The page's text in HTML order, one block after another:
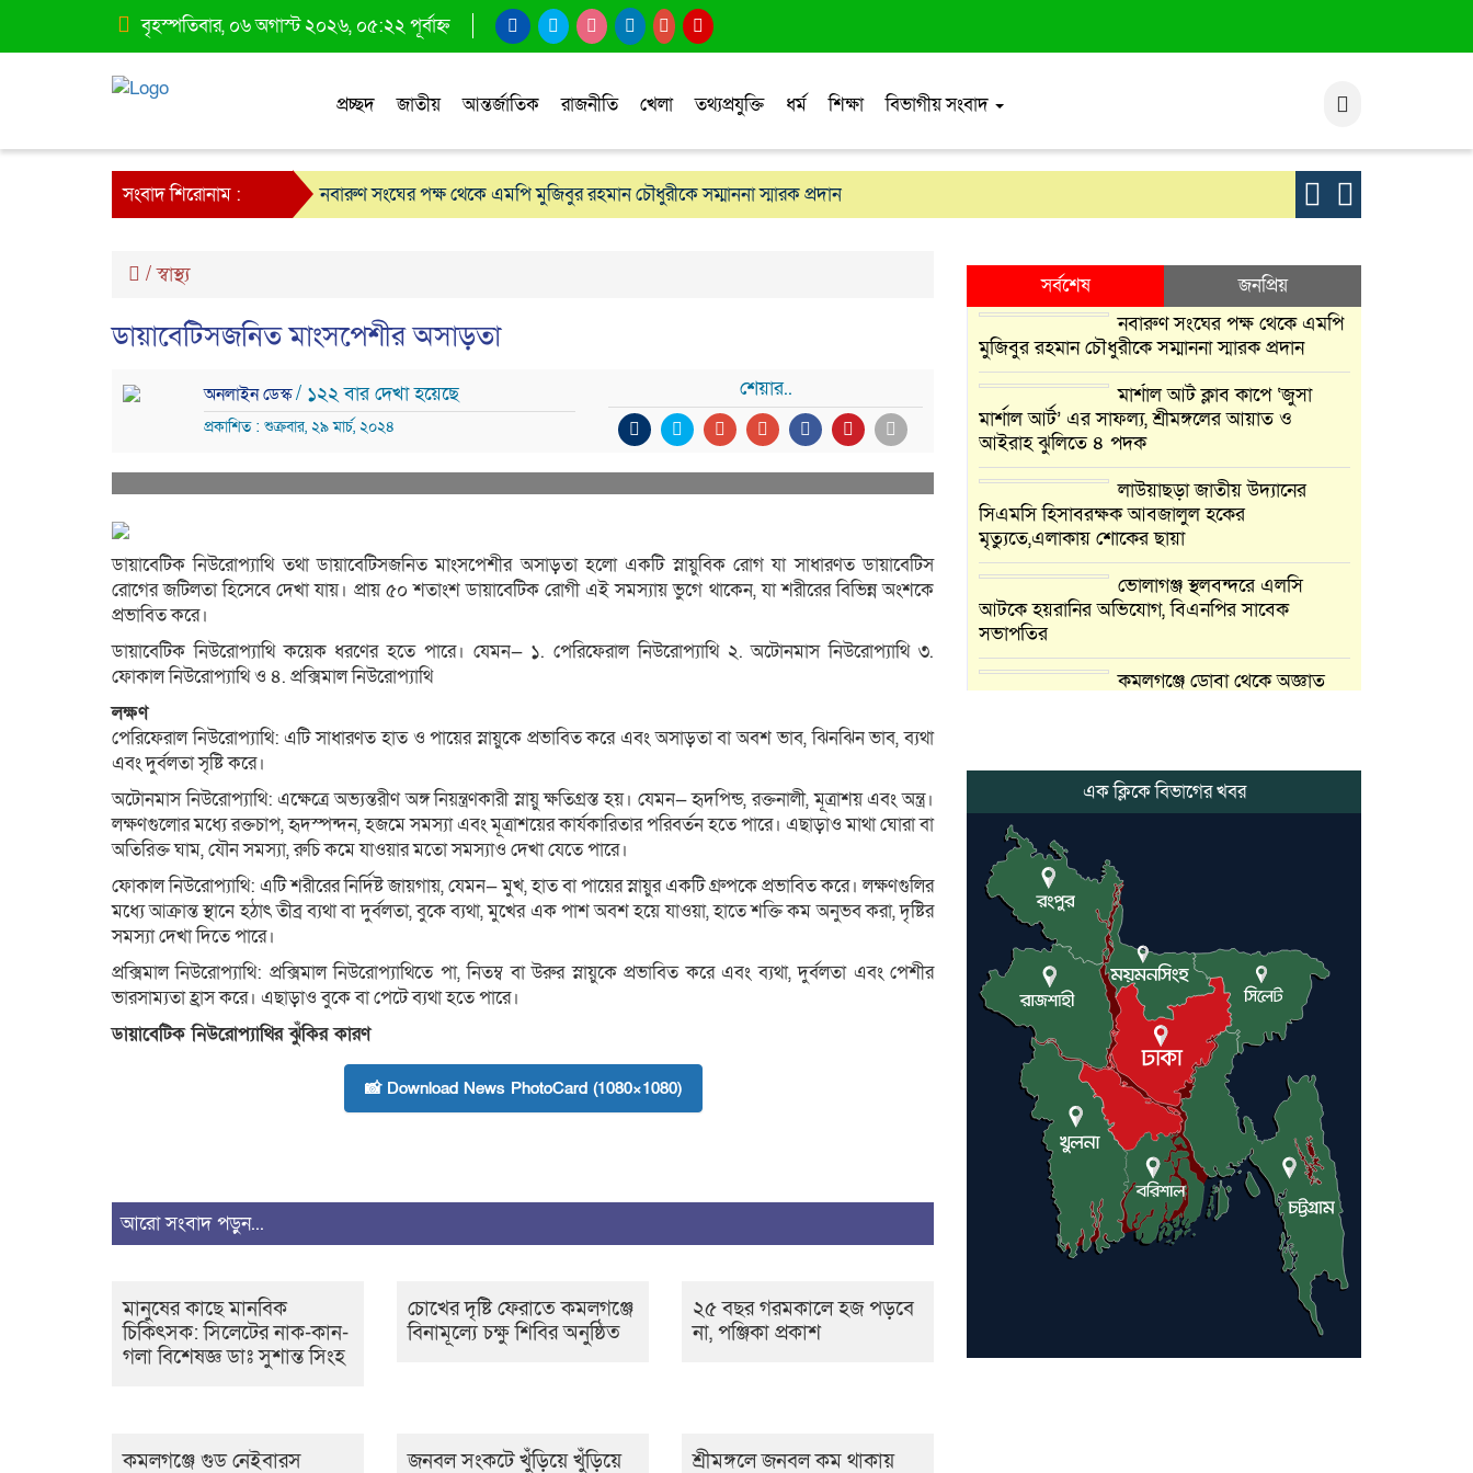
বৃহস্পতিবার, ০৬ অগাস্ট ২০২৬, ০৫:২২ পূর্বাহ্ন
প্রচ্ছদ জাতীয় আন্তর্জাতিক রাজনীতি খেলা তথ্যপ্রযুক্তি ধর্ম শিক্ষা বিভাগীয় সংবাদ
সংবাদ শিরোনাম : নবারুণ সংঘের পক্ষ থেকে এমপি মুজিবুর রহমান চৌধুরীকে সম্মাননা স্মারক প্রদান
মার্শাল আর্ট ক্লাব কাপে ‘জুসা মার্শাল আর্ট’ এর সাফল্য, শ্রীমঙ্গলের আয়াত ও আইরাহ ঝুলিতে ৪ পদক
/স্বাস্থ্য
ডায়াবেটিসজনিত মাংসপেশীর অসাড়তা
অনলাইন ডেস্ক/ ১২২ বার দেখা হয়েছে
প্রকাশিত : শুক্রবার, ২৯ মার্চ, ২০২৪
শেয়ার..
ডায়াবেটিক নিউরোপ্যাথি তথা ডায়াবেটিসজনিত মাংসপেশীর অসাড়তা হলো একটি স্নায়ুবিক রোগ যা সাধারণত ডায়াবেটিস
রোগের জটিলতা হিসেবে দেখা যায়। প্রায় ৫০ শতাংশ ডায়াবেটিক রোগী এই সমস্যায় ভুগে থাকেন, যা শরীরের বিভিন্ন অংশকে
প্রভাবিত করে।
ডায়াবেটিক নিউরোপ্যাথি কয়েক ধরণের হতে পারে। যেমন— ১. পেরিফেরাল নিউরোপ্যাথি ২. অটোনমাস নিউরোপ্যাথি ৩.
ফোকাল নিউরোপ্যাথি ও ৪. প্রক্সিমাল নিউরোপ্যাথি
লক্ষণ
পেরিফেরাল নিউরোপ্যাথি: এটি সাধারণত হাত ও পায়ের স্নায়ুকে প্রভাবিত করে এবং অসাড়তা বা অবশ ভাব, ঝিনঝিন ভাব, ব্যথা
এবং দুর্বলতা সৃষ্টি করে।
অটোনমাস নিউরোপ্যাথি: এক্ষেত্রে অভ্যন্তরীণ অঙ্গ নিয়ন্ত্রণকারী স্নায়ু ক্ষতিগ্রস্ত হয়। যেমন— হৃদপিন্ড, রক্তনালী, মূত্রাশয় এবং অন্ত্র।
লক্ষণগুলোর মধ্যে রক্তচাপ, হৃদস্পন্দন, হজমে সমস্যা এবং মূত্রাশয়ের কার্যকারিতার পরিবর্তন হতে পারে। এছাড়াও মাথা ঘোরা বা
অতিরিক্ত ঘাম, যৌন সমস্যা, রুচি কমে যাওয়ার মতো সমস্যাও দেখা যেতে পারে।
ফোকাল নিউরোপ্যাথি: এটি শরীরের নির্দিষ্ট জায়গায়, যেমন— মুখ, হাত বা পায়ের স্নায়ুর একটি গ্রুপকে প্রভাবিত করে। লক্ষণগুলির
মধ্যে আক্রান্ত স্থানে হঠাৎ তীব্র ব্যথা বা দুর্বলতা, বুকে ব্যথা, মুখের এক পাশ অবশ হয়ে যাওয়া, হাতে শক্তি কম অনুভব করা, দৃষ্টির
সমস্যা দেখা দিতে পারে।
প্রক্সিমাল নিউরোপ্যাথি: প্রক্সিমাল নিউরোপ্যাথিতে পা, নিতম্ব বা উরুর স্নায়ুকে প্রভাবিত করে এবং ব্যথা, দুর্বলতা এবং পেশীর
ভারসাম্যতা হ্রাস করে। এছাড়াও বুকে বা পেটে ব্যথা হতে পারে।
ডায়াবেটিক নিউরোপ্যাথির ঝুঁকির কারণ
📸 Download News PhotoCard (1080×1080)
আরো সংবাদ পড়ুন...
মানুষের কাছে মানবিক
চিকিৎসক: সিলেটের নাক-কান-
গলা বিশেষজ্ঞ ডাঃ সুশান্ত সিংহ
চোখের দৃষ্টি ফেরাতে কমলগঞ্জে
বিনামূল্যে চক্ষু শিবির অনুষ্ঠিত
২৫ বছর গরমকালে হজ পড়বে
না, পঞ্জিকা প্রকাশ
কমলগঞ্জে গুড নেইবারস
জনবল সংকটে খুঁড়িয়ে খুঁড়িয়ে
শ্রীমঙ্গলে জনবল কম থাকায়
সর্বশেষ
জনপ্রিয়
নবারুণ সংঘের পক্ষ থেকে এমপি
মুজিবুর রহমান চৌধুরীকে সম্মাননা স্মারক প্রদান
মার্শাল আর্ট ক্লাব কাপে ‘জুসা
মার্শাল আর্ট’ এর সাফল্য, শ্রীমঙ্গলের আয়াত ও
আইরাহ ঝুলিতে ৪ পদক
লাউয়াছড়া জাতীয় উদ্যানের
সিএমসি হিসাবরক্ষক আবজালুল হকের
মৃত্যুতে,এলাকায় শোকের ছায়া
ভোলাগঞ্জ স্থলবন্দরে এলসি
আটকে হয়রানির অভিযোগ, বিএনপির সাবেক
সভাপতির
কমলগঞ্জে ডোবা থেকে অজ্ঞাত
কলেজ বাস্তবায়ন নিয়ে আলোচনা
সভা
সম্মেলনে বিশেষ সম্মাননা পেলেন
ফারুক খাঁন, শ্রীমঙ্গলে সংবর্ধনা
কমলগঞ্জে নববিবাহিত স্ত্রীকে তুলে
নেওয়ার অভিযোগ, থানায় মামলা-
অভিযোগ
বন্যাকবলিত কমলগঞ্জে রুহি
ফাউন্ডেশনের ত্রাণ বিতরণ, ১০৫
পরিবারের পাশে লন্ডনপ্রবাসী ড.
হাজ্বী শাহ্ আলম
মৌলভীবাজারে যুক্তরাজ্য প্রবাসী
কাইয়ুম মিয়াকে ধরতে পুলিশের
অভিযান
এক ক্লিকে বিভাগের খবর